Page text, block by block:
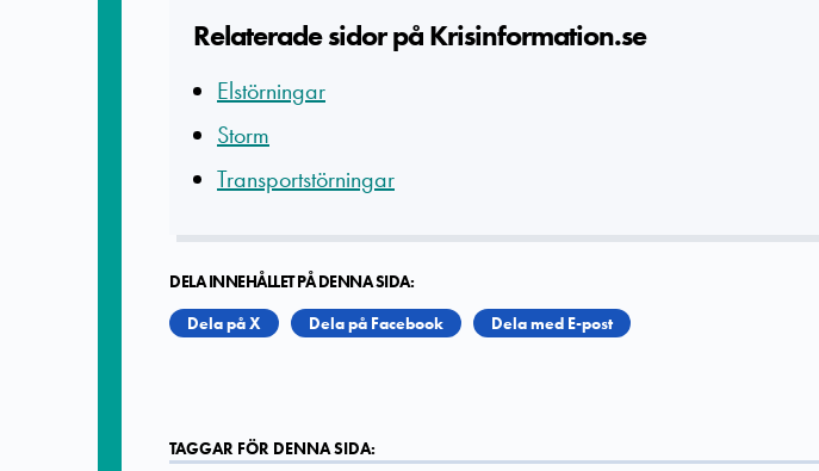
Relaterade­ sidor på Krisinform­ation.se
Elstörningar
Storm
Transportstörningar
DELA INNEHÅLLET PÅ DENNA SIDA:
Dela på X
Dela på Facebook Dela med E-post
TAGGAR FÖR DENNA SIDA: